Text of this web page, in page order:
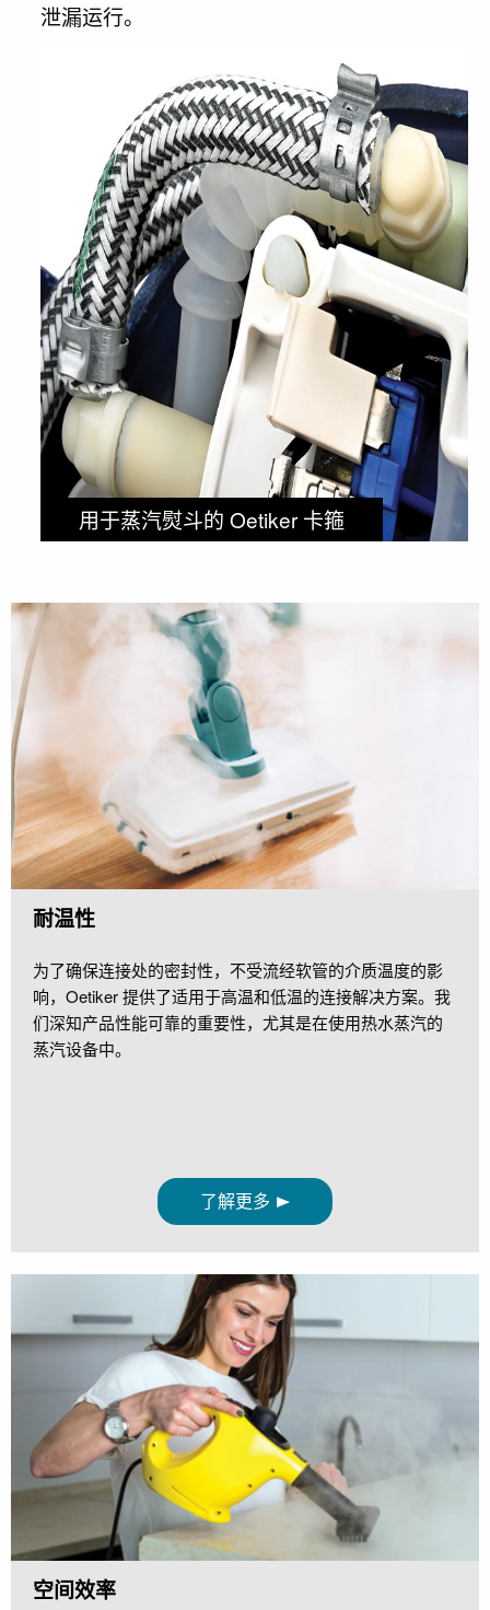
泄漏运行。
用于蒸汽熨斗的 Oetiker 卡箍
耐温性
为了确保连接处的密封性，不受流经软管的介质温度的影
响，Oetiker 提供了适用于高温和低温的连接解决方案。我
们深知产品性能可靠的重要性，尤其是在使用热水蒸汽的
蒸汽设备中。
了解更多
空间效率